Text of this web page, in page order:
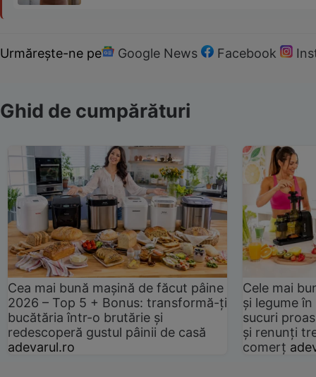
Urmărește-ne pe Google News Facebook
Ghid de cumpărături
Cea mai bună mașină de făcut pâine
2026 – Top 5 + Bonus: transformă-ți
bucătăria într-o brutărie și
redescoperă gustul pâinii de casă
adevarul.ro
Cele mai
și legume
sucuri
și renunți
comerț